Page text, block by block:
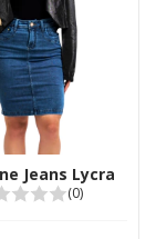
Jeans Lycra
(0)